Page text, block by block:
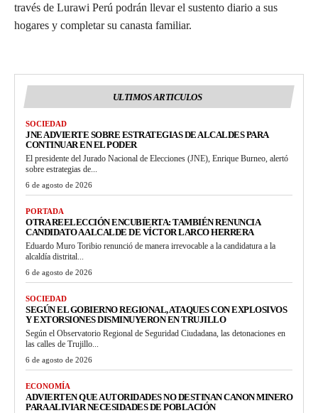
través de Lurawi Perú podrán llevar el sustento diario a sus
hogares y completar su canasta familiar.
ULTIMOS ARTICULOS
SOCIEDAD
JNE ADVIERTE SOBRE ESTRATEGIAS DE ALCALDES PARA
CONTINUAR EN EL PODER
El presidente del Jurado Nacional de Elecciones (JNE), Enrique Burneo, alertó
sobre estrategias de...
6 de agosto de 2026
PORTADA
OTRA REELECCIÓN ENCUBIERTA: TAMBIÉN RENUNCIA
CANDIDATO A ALCALDE DE VÍCTOR LARCO HERRERA
Eduardo Muro Toribio renunció de manera irrevocable a la candidatura a la
alcaldía distrital...
6 de agosto de 2026
SOCIEDAD
SEGÚN EL GOBIERNO REGIONAL, ATAQUES CON EXPLOSIVOS
Y EXTORSIONES DISMINUYERON EN TRUJILLO
Según el Observatorio Regional de Seguridad Ciudadana, las detonaciones en
las calles de Trujillo...
6 de agosto de 2026
ECONOMÍA
ADVIERTEN QUE AUTORIDADES NO DESTINAN CANON MINERO
PARA ALIVIAR NECESIDADES DE POBLACIÓN